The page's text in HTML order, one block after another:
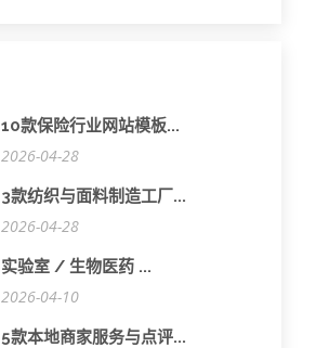
10款保险行业网站模板...
2026-04-28
3款纺织与面料制造工厂...
2026-04-28
实验室 / 生物医药 ...
2026-04-10
5款本地商家服务与点评...